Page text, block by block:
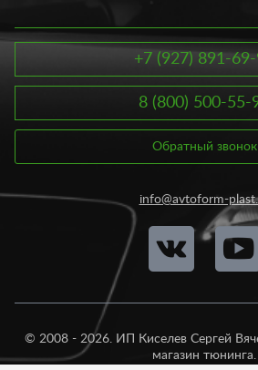
+7 (927) 891-
8 (800) 500-55-
Обратный звонок
info@avtoform-
© 2008 - 2026. ИП Киселев Сергей
магазин тюнинга.